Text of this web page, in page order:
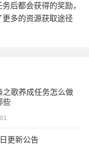
后都会获得的奖励，
多的资源获取途径
之歌养成任务怎么做
些
更新公告